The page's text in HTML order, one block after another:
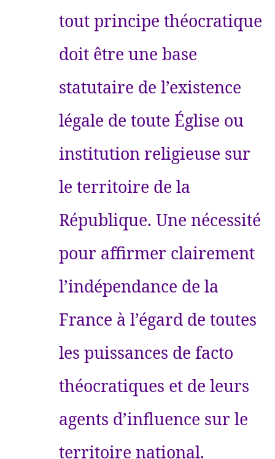
tout principe théocratique
doit être une base
statutaire de l’existence
légale de toute Église ou
institution religieuse sur
le territoire de la
République. Une nécessité
pour affirmer clairement
l’indépendance de la
France à l’égard de toutes
les puissances de facto
théocratiques et de leurs
agents d’influence sur le
territoire national.